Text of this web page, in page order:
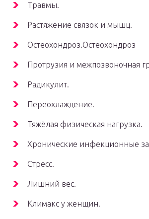
Травмы.
Растяжение связок и мышц.
Остеохондроз.Остеохондроз
Протрузия и межпозвоночная
Радикулит.
Переохлаждение.
Тяжёлая физическая нагрузка.
Хронические инфекционные
Стресс.
Лишний вес.
Климакс у женщин.